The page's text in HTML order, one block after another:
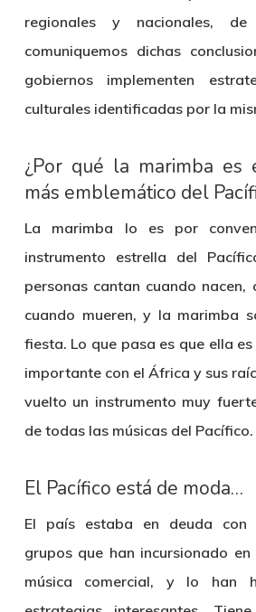
regionales y nacionales,
comuniquemos dichas
gobiernos implementen
culturales identificadas por la
¿Por qué la marimba es
más emblemático del
La marimba lo es por
instrumento estrella del
personas cantan cuando
cuando mueren, y la marimba
fiesta. Lo que pasa es que ella
importante con el África y sus
vuelto un instrumento muy
de todas las músicas del Pacífico.
El Pacífico está de moda…
El país estaba en deuda
grupos que han incursionado
música comercial, y lo han